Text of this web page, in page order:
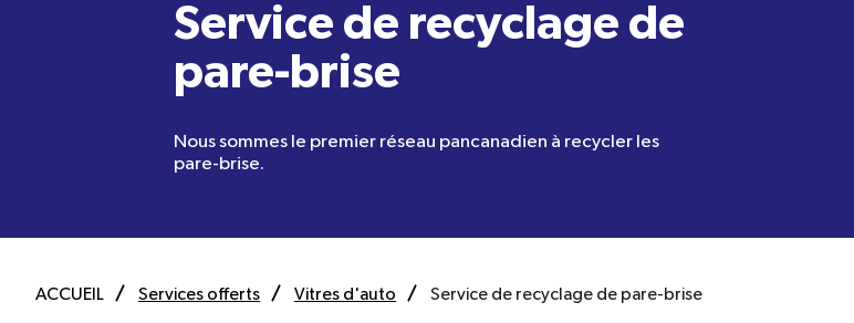
Service de recyclage de
pare-brise
Nous sommes le premier réseau pancanadien à recycler les
pare-brise.
ACCUEIL Services offerts Vitres d'auto Service de recyclage de pare-brise